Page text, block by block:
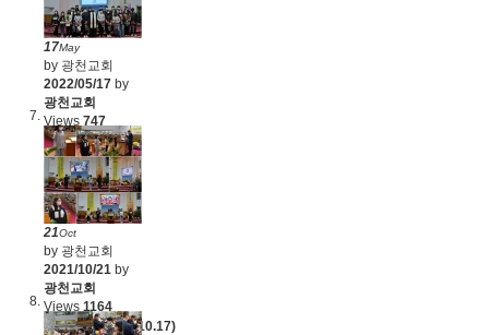
17May
by 광천교회
2022/05/17 by
광천교회
Views 747
세례, 입교예식
(2022.4.17)
21Oct
by 광천교회
2021/10/21 by
광천교회
Views 1164
입교예식 (2021.10.17)